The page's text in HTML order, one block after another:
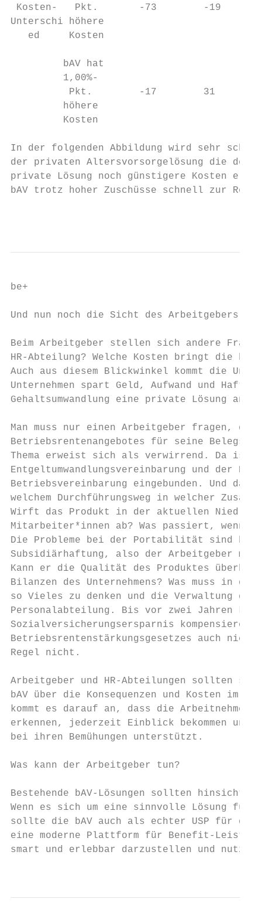
Kosten-   Pkt.       -73        -19
Unterschi höhere
   ed     Kosten
         bAV hat
         1,00%-
Pkt.        -17        31
         höhere
         Kosten
In der folgenden Abbildung wird sehr
der privaten Altersvorsorgelösung die der
private Lösung noch günstigere Kosten
bAV trotz hoher Zuschüsse schnell zur
be+
Und nun noch die Sicht des Arbeitgebers:
Beim Arbeitgeber stellen sich andere
HR-Abteilung? Welche Kosten bringt die
Auch aus diesem Blickwinkel kommt die
Unternehmen spart Geld, Aufwand und
Gehaltsumwandlung eine private Lösung
Man muss nur einen Arbeitgeber fragen,
Betriebsrentenangebotes für seine
Thema erweist sich als verwirrend. Da ist
Entgeltumwandlungsvereinbarung und der
Betriebsvereinbarung eingebunden. Und
welchem Durchführungsweg in welcher
Wirft das Produkt in der aktuellen
Mitarbeiter*innen ab? Was passiert, wenn
Die Probleme bei der Portabilität sind
Subsidiärhaftung, also der Arbeitgeber
Kann er die Qualität des Produktes
Bilanzen des Unternehmens? Was muss in
so Vieles zu denken und die Verwaltung
Personalabteilung. Bis vor zwei Jahren
Sozialversicherungsersparnis
Betriebsrentenstärkungsgesetzes auch
Regel nicht.
Arbeitgeber und HR-Abteilungen sollten
bAV über die Konsequenzen und Kosten im
kommt es darauf an, dass die
erkennen, jederzeit Einblick bekommen
bei ihren Bemühungen unterstützt.
Was kann der Arbeitgeber tun?
Bestehende bAV-Lösungen sollten
Wenn es sich um eine sinnvolle Lösung für
sollte die bAV auch als echter USP für die
eine moderne Plattform für Benefit-
smart und erlebbar darzustellen und